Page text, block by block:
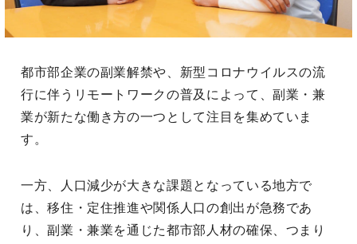
都市部企業の副業解禁や、新型コロナウイルスの流
行に伴うリモートワークの普及によって、副業・兼
業が新たな働き方の一つとして注目を集めていま
す。
一方、人口減少が大きな課題となっている地方で
は、移住・定住推進や関係人口の創出が急務であ
り、副業・兼業を通じた都市部人材の確保、つまり